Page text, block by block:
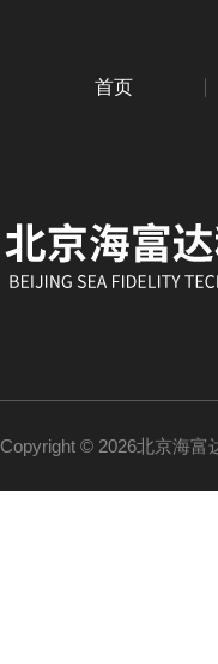
首页
Copyright © 2026北京海